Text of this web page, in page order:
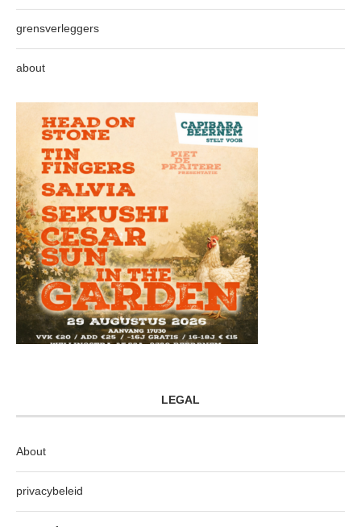
grensverleggers
about
LEGAL
About
privacybeleid